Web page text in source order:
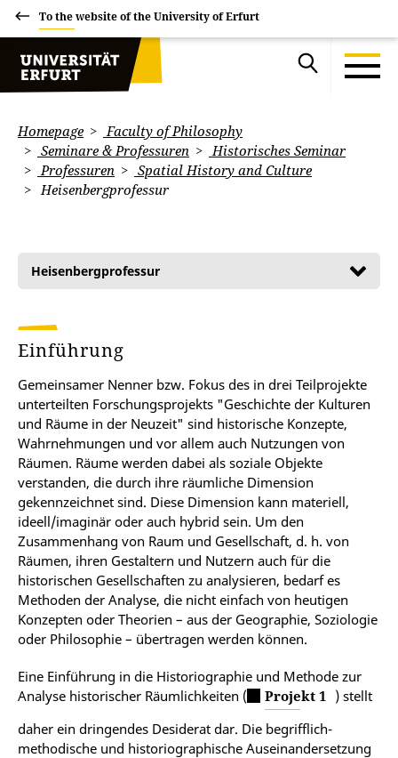
To the website of the University of Erfurt
Homepage
Faculty of Philosophy
Seminare & Professuren
Historisches Seminar
Professuren
Spatial History and Culture
Heisenbergprofessur
Heisenbergprofessur
Einführung
Gemeinsamer Nenner bzw. Fokus des in drei Teilprojekte
unterteilten Forschungsprojekts "Geschichte der Kulturen
und Räume in der Neuzeit" sind historische Konzepte,
Wahrnehmungen und vor allem auch Nutzungen von
Räumen. Räume werden dabei als soziale Objekte
verstanden, die durch ihre räumliche Dimension
gekennzeichnet sind. Diese Dimension kann materiell,
ideell/imaginär oder auch hybrid sein. Um den
Zusammenhang von Raum und Gesellschaft, d. h. von
Räumen, ihren Gestaltern und Nutzern auch für die
historischen Gesellschaften zu analysieren, bedarf es
Methoden der Analyse, die nicht einfach von heutigen
Konzepten oder Theorien – aus der Geographie, So­ziologie
oder Philosophie – übertragen werden können.
Eine Einführung in die Historiographie und Methode zur
Analyse historischer Räumlichkeiten (
Projekt 1 ) stellt
daher ein dringendes Desiderat dar. Die begrifflich-
methodische und historiographische Auseinandersetzung